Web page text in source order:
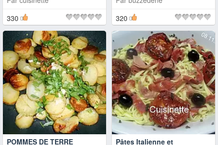
330
320
POMMES DE TERRE Pâtes Italienne et